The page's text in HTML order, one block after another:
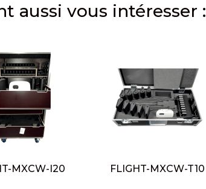
aussi vous intéresser :
MXCW-I20 FLIGHT-MXCW-T10